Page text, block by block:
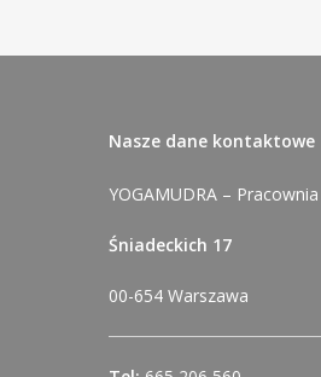
Nasze dane kontaktowe
YOGAMUDRA – Pracownia
Śniadeckich 17
00-654 Warszawa